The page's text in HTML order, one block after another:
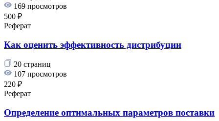
169 просмотров
500 ₽
Реферат
Как оценить эффективность дистрибуции
20 страниц
107 просмотров
220 ₽
Реферат
Определение оптимальных параметров поставки